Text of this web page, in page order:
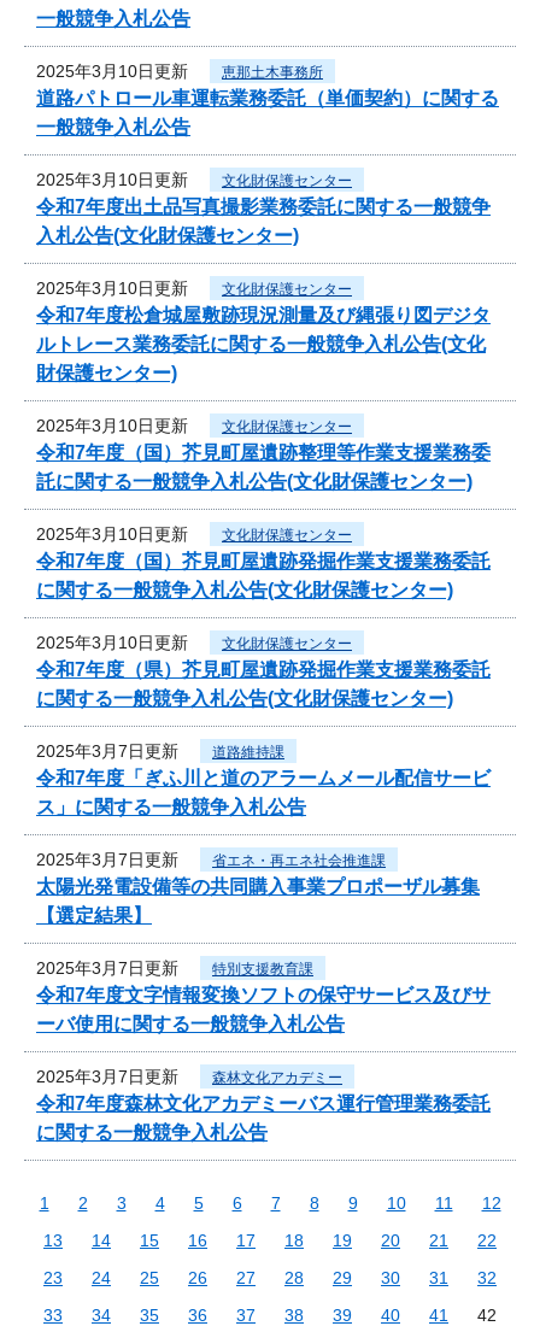
一般競争入札公告
2025年3月10日更新 恵那土木事務所
道路パトロール車運転業務委託（単価契約）に関する
一般競争入札公告
2025年3月10日更新 文化財保護センター
令和7年度出土品写真撮影業務委託に関する一般競争
入札公告(文化財保護センター)
2025年3月10日更新 文化財保護センター
令和7年度松倉城屋敷跡現況測量及び縄張り図デジタ
ルトレース業務委託に関する一般競争入札公告(文化
財保護センター)
2025年3月10日更新 文化財保護センター
令和7年度（国）芥見町屋遺跡整理等作業支援業務委
託に関する一般競争入札公告(文化財保護センター)
2025年3月10日更新 文化財保護センター
令和7年度（国）芥見町屋遺跡発掘作業支援業務委託
に関する一般競争入札公告(文化財保護センター)
2025年3月10日更新 文化財保護センター
令和7年度（県）芥見町屋遺跡発掘作業支援業務委託
に関する一般競争入札公告(文化財保護センター)
2025年3月7日更新 道路維持課
令和7年度「ぎふ川と道のアラームメール配信サービ
ス」に関する一般競争入札公告
2025年3月7日更新 省エネ・再エネ社会推進課
太陽光発電設備等の共同購入事業プロポーザル募集
【選定結果】
2025年3月7日更新 特別支援教育課
令和7年度文字情報変換ソフトの保守サービス及びサ
ーバ使用に関する一般競争入札公告
2025年3月7日更新 森林文化アカデミー
令和7年度森林文化アカデミーバス運行管理業務委託
に関する一般競争入札公告
1 2 3 4 5 6 7 8 9 10 11
12
13
14 15 16 17 18 19 20 21
22
23
24 25 26 27 28 29 30 31
32
33
34 35 36 37 38 39 40 41
42